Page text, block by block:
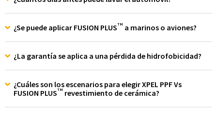
¿Se puede aplicar FUSION PLUSTM a marinos o aviones?
¿La garantía se aplica a una pérdida de hidrofobicidad?
¿Cuáles son los escenarios para elegir XPEL PPF Vs
FUSION PLUSTM revestimiento de cerámica?